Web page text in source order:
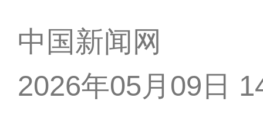
中国新闻网
2026年05月09日